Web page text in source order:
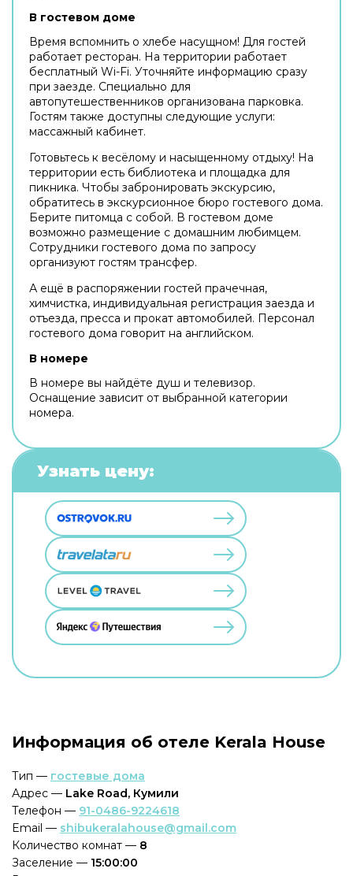
В гостевом доме
Время вспомнить о хлебе насущном! Для гостей
работает ресторан. На территории работает
бесплатный Wi-Fi. Уточняйте информацию сразу
при заезде. Специально для
автопутешественников организована парковка.
Гостям также доступны следующие услуги:
массажный кабинет.
Готовьтесь к весёлому и насыщенному отдыху! На
территории есть библиотека и площадка для
пикника. Чтобы забронировать экскурсию,
обратитесь в экскурсионное бюро гостевого дома.
Берите питомца с собой. В гостевом доме
возможно размещение с домашним любимцем.
Сотрудники гостевого дома по запросу
организуют гостям трансфер.
А ещё в распоряжении гостей прачечная,
химчистка, индивидуальная регистрация заезда и
отъезда, пресса и прокат автомобилей. Персонал
гостевого дома говорит на английском.
В номере
В номере вы найдёте душ и телевизор.
Оснащение зависит от выбранной категории
номера.
Узнать цену:
Информация об отеле Kerala House
Тип — гостевые дома
Адрес — Lake Road, Кумили
Телефон — 91-0486-9224618
Email — shibukeralahouse@gmail.com
Количество комнат — 8
Заселение — 15:00:00